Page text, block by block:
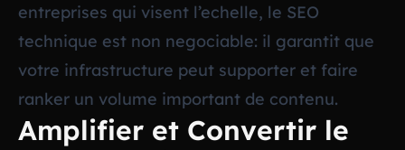
entreprises qui visent l’echelle, le SEO
technique est non negociable: il garantit que
votre infrastructure peut supporter et faire
ranker un volume important de contenu.
Amplifier et Convertir le